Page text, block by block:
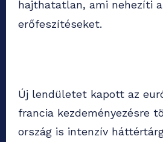
hajthatatlan, ami nehezíti
erőfeszítéseket.
Új lendületet kapott az
francia kezdeményezésre
ország is intenzív